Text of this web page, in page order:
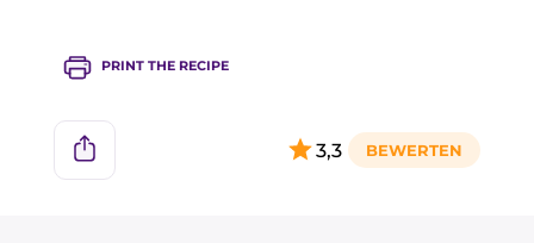
PRINT THE RECIPE
3,3